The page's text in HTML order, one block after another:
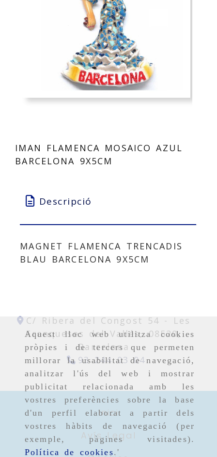
Aquest lloc web utilitza cookies
pròpies i de tercers que permeten
millorar la usabilitat de navegació,
analitzar l'ús del web i mostrar
publicitat relacionada amb les
vostres preferències sobre la base
d'un perfil elaborat a partir dels
vostres hàbits de navegació (per
exemple, pàgines visitades).
Política de cookies.'
IMAN FLAMENCA MOSAICO AZUL
BARCELONA 9X5CM
Descripció
MAGNET FLAMENCA TRENCADIS
BLAU BARCELONA 9X5CM
C/ Ribera del Congost 54 -
Les
Franqueses del Vallés,08520,
Barcelona
93 244 03 04
Inici
Avís Legal